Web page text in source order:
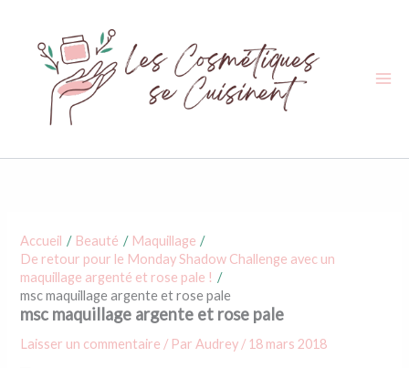
contenu
Accueil Beauté
Maquillage
De retour pour le Monday Shadow Challenge avec un
maquillage argenté et rose pale !
msc maquillage argente et rose pale
msc maquillage argente et rose pale
Laisser un commentaire / ParAudrey / 18 mars 2018